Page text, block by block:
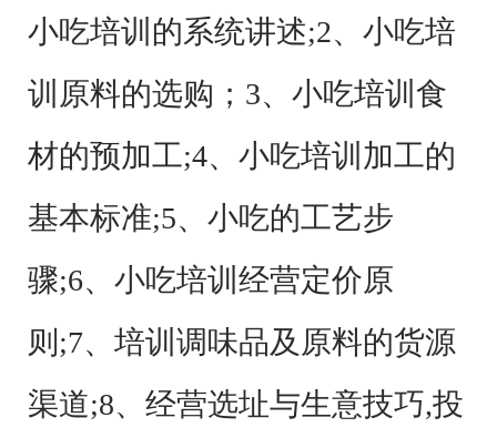
小吃培训的系统讲述;2、小吃培
训原料的选购；3、小吃培训食
材的预加工;4、小吃培训加工的
基本标准;5、小吃的工艺步
骤;6、小吃培训经营定价原
则;7、培训调味品及原料的货源
渠道;8、经营选址与生意技巧,投